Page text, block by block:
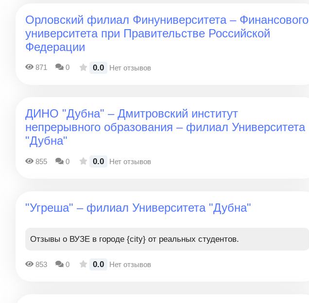
Орловский филиал Финуниверситета – Финансового
университета при Правительстве Российской
Федерации
871 0 0.0 Нет отзывов
ДИНО "Дубна" – Дмитровский институт
непрерывного образования – филиал Университета
"Дубна"
855 0 0.0 Нет отзывов
"Угреша" – филиал Университета "Дубна"
Отзывы о ВУЗЕ в городе {city} от реальных студентов.
853 0 0.0 Нет отзывов